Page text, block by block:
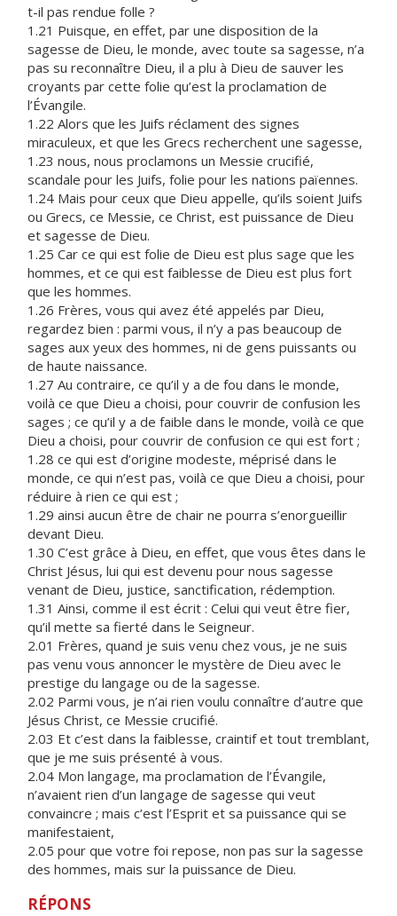
t-il pas rendue folle ?
1.21 Puisque, en effet, par une disposition de la
sagesse de Dieu, le monde, avec toute sa sagesse, n’a
pas su reconnaître Dieu, il a plu à Dieu de sauver les
croyants par cette folie qu’est la proclamation de
l’Évangile.
1.22 Alors que les Juifs réclament des signes
miraculeux, et que les Grecs recherchent une sagesse,
1.23 nous, nous proclamons un Messie crucifié,
scandale pour les Juifs, folie pour les nations païennes.
1.24 Mais pour ceux que Dieu appelle, qu’ils soient Juifs
ou Grecs, ce Messie, ce Christ, est puissance de Dieu
et sagesse de Dieu.
1.25 Car ce qui est folie de Dieu est plus sage que les
hommes, et ce qui est faiblesse de Dieu est plus fort
que les hommes.
1.26 Frères, vous qui avez été appelés par Dieu,
regardez bien : parmi vous, il n’y a pas beaucoup de
sages aux yeux des hommes, ni de gens puissants ou
de haute naissance.
1.27 Au contraire, ce qu’il y a de fou dans le monde,
voilà ce que Dieu a choisi, pour couvrir de confusion les
sages ; ce qu’il y a de faible dans le monde, voilà ce que
Dieu a choisi, pour couvrir de confusion ce qui est fort ;
1.28 ce qui est d’origine modeste, méprisé dans le
monde, ce qui n’est pas, voilà ce que Dieu a choisi, pour
réduire à rien ce qui est ;
1.29 ainsi aucun être de chair ne pourra s’enorgueillir
devant Dieu.
1.30 C’est grâce à Dieu, en effet, que vous êtes dans le
Christ Jésus, lui qui est devenu pour nous sagesse
venant de Dieu, justice, sanctification, rédemption.
1.31 Ainsi, comme il est écrit : Celui qui veut être fier,
qu’il mette sa fierté dans le Seigneur.
2.01 Frères, quand je suis venu chez vous, je ne suis
pas venu vous annoncer le mystère de Dieu avec le
prestige du langage ou de la sagesse.
2.02 Parmi vous, je n’ai rien voulu connaître d’autre que
Jésus Christ, ce Messie crucifié.
2.03 Et c’est dans la faiblesse, craintif et tout tremblant,
que je me suis présenté à vous.
2.04 Mon langage, ma proclamation de l’Évangile,
n’avaient rien d’un langage de sagesse qui veut
convaincre ; mais c’est l’Esprit et sa puissance qui se
manifestaient,
2.05 pour que votre foi repose, non pas sur la sagesse
des hommes, mais sur la puissance de Dieu.
RÉPONS